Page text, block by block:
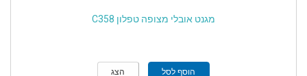
מגנט אובלי מצופה טפלון C358
הוסף לסל הצג